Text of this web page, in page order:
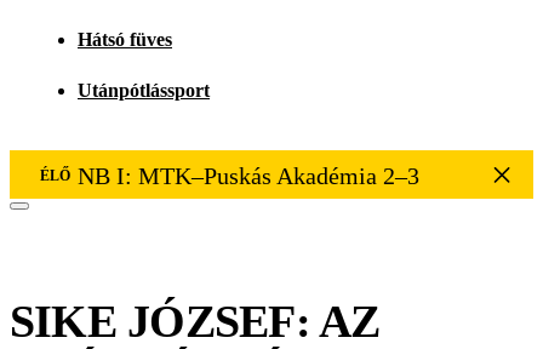
Hátsó füves
Utánpótlássport
ÉLŐ NB I: MTK–Puskás Akadémia 2–3
SIKE JÓZSEF: AZ